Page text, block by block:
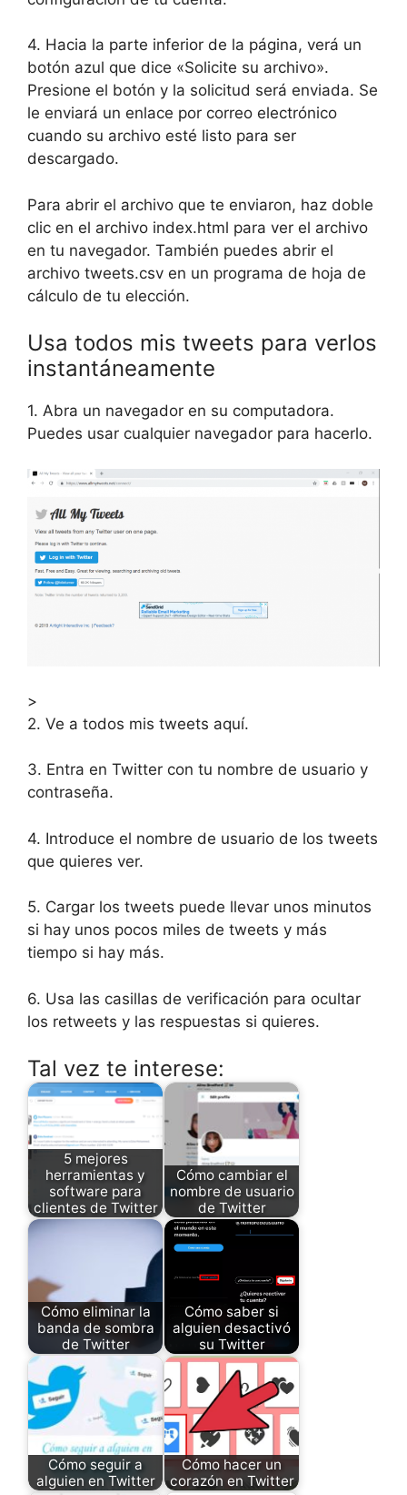
4. Hacia la parte inferior de la página, verá un
botón azul que dice «Solicite su archivo».
Presione el botón y la solicitud será enviada. Se
le enviará un enlace por correo electrónico
cuando su archivo esté listo para ser
descargado.
Para abrir el archivo que te enviaron, haz doble
clic en el archivo index.html para ver el archivo
en tu navegador. También puedes abrir el
archivo tweets.csv en un programa de hoja de
cálculo de tu elección.
Usa todos mis tweets para verlos
instantáneamente
1. Abra un navegador en su computadora.
Puedes usar cualquier navegador para hacerlo.
>
2. Ve a todos mis tweets aquí.
3. Entra en Twitter con tu nombre de usuario y
contraseña.
4. Introduce el nombre de usuario de los tweets
que quieres ver.
5. Cargar los tweets puede llevar unos minutos
si hay unos pocos miles de tweets y más
tiempo si hay más.
6. Usa las casillas de verificación para ocultar
los retweets y las respuestas si quieres.
Tal vez te interese:
5 mejores
herramientas y
software para
clientes de Twitter
Cómo cambiar el
nombre de usuario
de Twitter
Cómo eliminar la
banda de sombra
de Twitter
Cómo saber si
alguien desactivó
su Twitter
Cómo seguir a
alguien en Twitter
Cómo hacer un
corazón en Twitter